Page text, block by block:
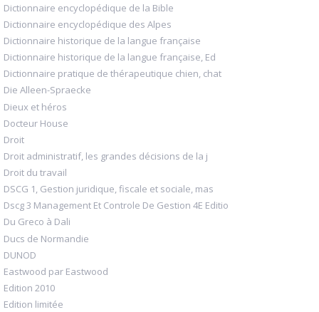
Dictionnaire encyclopédique de la Bible
Dictionnaire encyclopédique des Alpes
Dictionnaire historique de la langue française
Dictionnaire historique de la langue française, Ed
Dictionnaire pratique de thérapeutique chien, chat
Die Alleen-Spraecke
Dieux et héros
Docteur House
Droit
Droit administratif, les grandes décisions de la j
Droit du travail
DSCG 1, Gestion juridique, fiscale et sociale, mas
Dscg 3 Management Et Controle De Gestion 4E Editio
Du Greco à Dali
Ducs de Normandie
DUNOD
Eastwood par Eastwood
Edition 2010
Edition limitée